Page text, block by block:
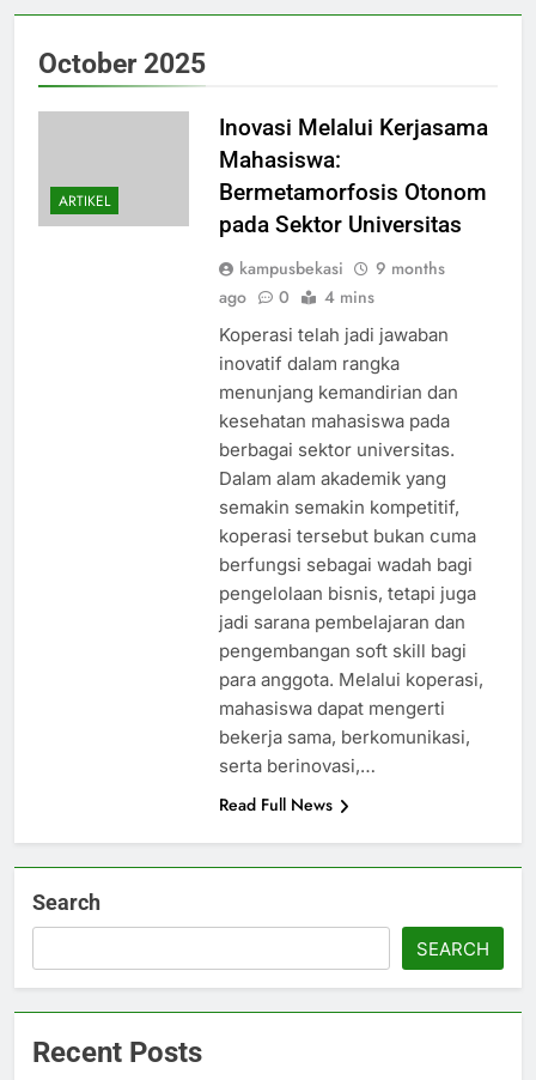
October 2025
ARTIKEL
Inovasi Melalui Kerjasama
Mahasiswa:
Bermetamorfosis Otonom
pada Sektor Universitas
kampusbekasi
9 months
ago
0 4 mins
Koperasi telah jadi jawaban
inovatif dalam rangka
menunjang kemandirian dan
kesehatan mahasiswa pada
berbagai sektor universitas.
Dalam alam akademik yang
semakin semakin kompetitif,
koperasi tersebut bukan cuma
berfungsi sebagai wadah bagi
pengelolaan bisnis, tetapi juga
jadi sarana pembelajaran dan
pengembangan soft skill bagi
para anggota. Melalui koperasi,
mahasiswa dapat mengerti
bekerja sama, berkomunikasi,
serta berinovasi,…
Read Full News
Search
SEARCH
Recent Posts